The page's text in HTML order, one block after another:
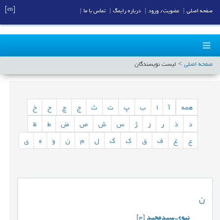
صفحه اصلی لیست نویسندگان
همه ب پ ت ث ج چ ح
خ
د
ذ ر ز ژ س ش ص ض ط
ظ
ع
غ ف ق ک گ ل م ن و ه ی
ن
نبوی.سیدمجید[3]
صفحه اصلی عضویت/ ورود درباره رایمگ تماس با ما